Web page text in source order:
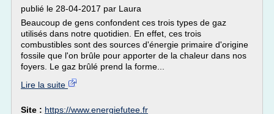
publié le 28-04-2017 par Laura
Beaucoup de gens confondent ces trois types de gaz
utilisés dans notre quotidien. En effet, ces trois
combustibles sont des sources d'énergie primaire d'origine
fossile que l'on brûle pour apporter de la chaleur dans nos
foyers. Le gaz brûlé prend la forme...
Lire la suite
Site : https://www.energiefutee.fr